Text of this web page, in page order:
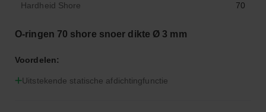
Hardheid Shore
70
O-ringen 70 shore snoer dikte Ø 3 mm
Voordelen:
Uitstekende statische afdichtingfunctie